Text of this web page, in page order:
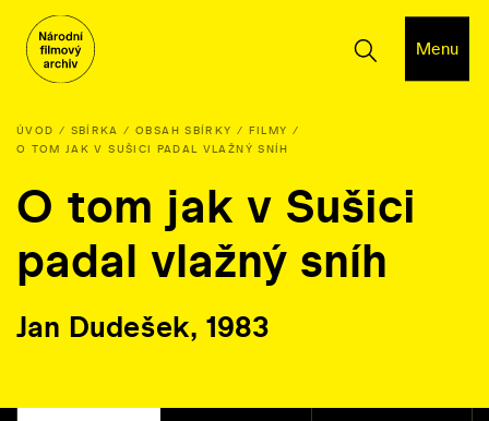
Menu
ÚVOD SBÍRKA OBSAH SBÍRKY
FILMY
O TOM JAK V SUŠICI PADAL VLAŽNÝ SNÍH
O tom jak v Sušici
padal vlažný sníh
Jan Dudešek, 1983